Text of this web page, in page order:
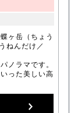
ヶ岳（ちょう
ねんだけ／
ノラマです。
った美しい高